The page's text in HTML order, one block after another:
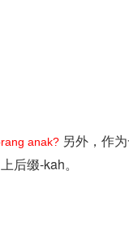
anak? 另外，作
后缀-kah。